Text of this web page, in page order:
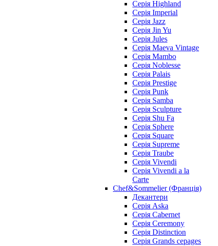
Серія Highland
Серія Imperial
Серія Jazz
Серія Jin Yu
Серія Jules
Серія Maeva Vintage
Серія Mambo
Серія Noblesse
Серія Palais
Серія Prestige
Серія Punk
Серія Samba
Серія Sculpture
Серія Shu Fa
Серія Sphere
Серія Square
Серія Supreme
Серія Traube
Серія Vivendi
Серія Vivendi a la
Carte
Chef&Sommelier (Франція)
Декантери
Серія Aska
Серія Cabernet
Серія Ceremony
Серія Distinction
Серія Grands cepages